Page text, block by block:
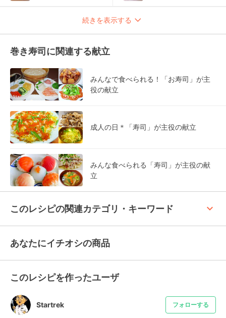
続きを表示する
巻き寿司に関連する献立
みんなで食べられる！「お寿司」が主
役の献立
成人の日＊「寿司」が主役の献立
みんな食べられる「寿司」が主役の献
立
このレシピの関連カテゴリ・キーワード keyboard_arrow_up
あなたにイチオシの商品
このレシピを作ったユーザ
Startrek フォローする